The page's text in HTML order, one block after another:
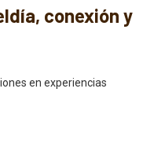
conexión y
en experiencias